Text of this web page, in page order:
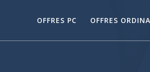
OFFRES PC OFFRES